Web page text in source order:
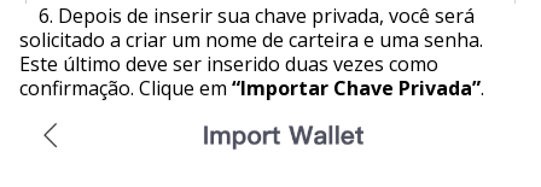
6. Depois de inserir sua chave privada, você será
solicitado a criar um nome de carteira e uma senha.
Este último deve ser inserido duas vezes como
confirmação. Clique em “Importar Chave Privada”.